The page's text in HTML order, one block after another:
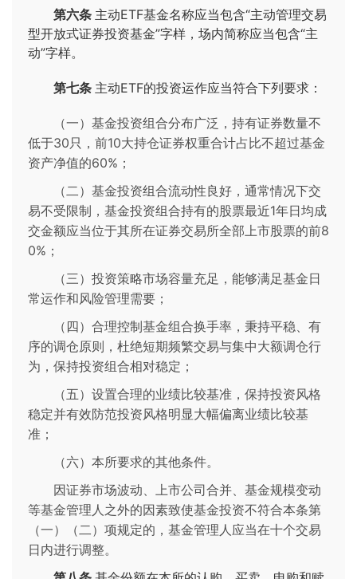
第六条 主动ETF基金名称应当包含“主动管理交易
型开放式证券投资基金”字样，场内简称应当包含“主
动”字样。
第七条 主动ETF的投资运作应当符合下列要求：
（一）基金投资组合分布广泛，持有证券数量不
低于30只，前10大持仓证券权重合计占比不超过基金
资产净值的60%；
（二）基金投资组合流动性良好，通常情况下交
易不受限制，基金投资组合持有的股票最近1年日均成
交金额应当位于其所在证券交易所全部上市股票的前8
0%；
（三）投资策略市场容量充足，能够满足基金日
常运作和风险管理需要；
（四）合理控制基金组合换手率，秉持平稳、有
序的调仓原则，杜绝短期频繁交易与集中大额调仓行
为，保持投资组合相对稳定；
（五）设置合理的业绩比较基准，保持投资风格
稳定并有效防范投资风格明显大幅偏离业绩比较基
准；
（六）本所要求的其他条件。
因证券市场波动、上市公司合并、基金规模变动
等基金管理人之外的因素致使基金投资不符合本条第
（一）（二）项规定的，基金管理人应当在十个交易
日内进行调整。